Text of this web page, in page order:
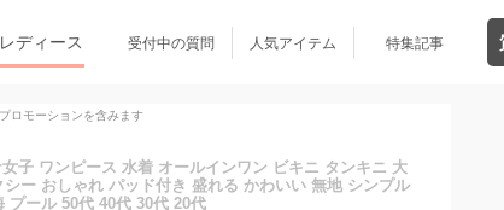
レディース 受付中の質問 人気アイテム 特集記事
ロモーションを含みます
子 ワンピース 水着 オールインワン ビキニ タンキニ 大
ー おしゃれ パッド付き 盛れる かわいい 無地 シンプル
プール 50代 40代 30代 20代